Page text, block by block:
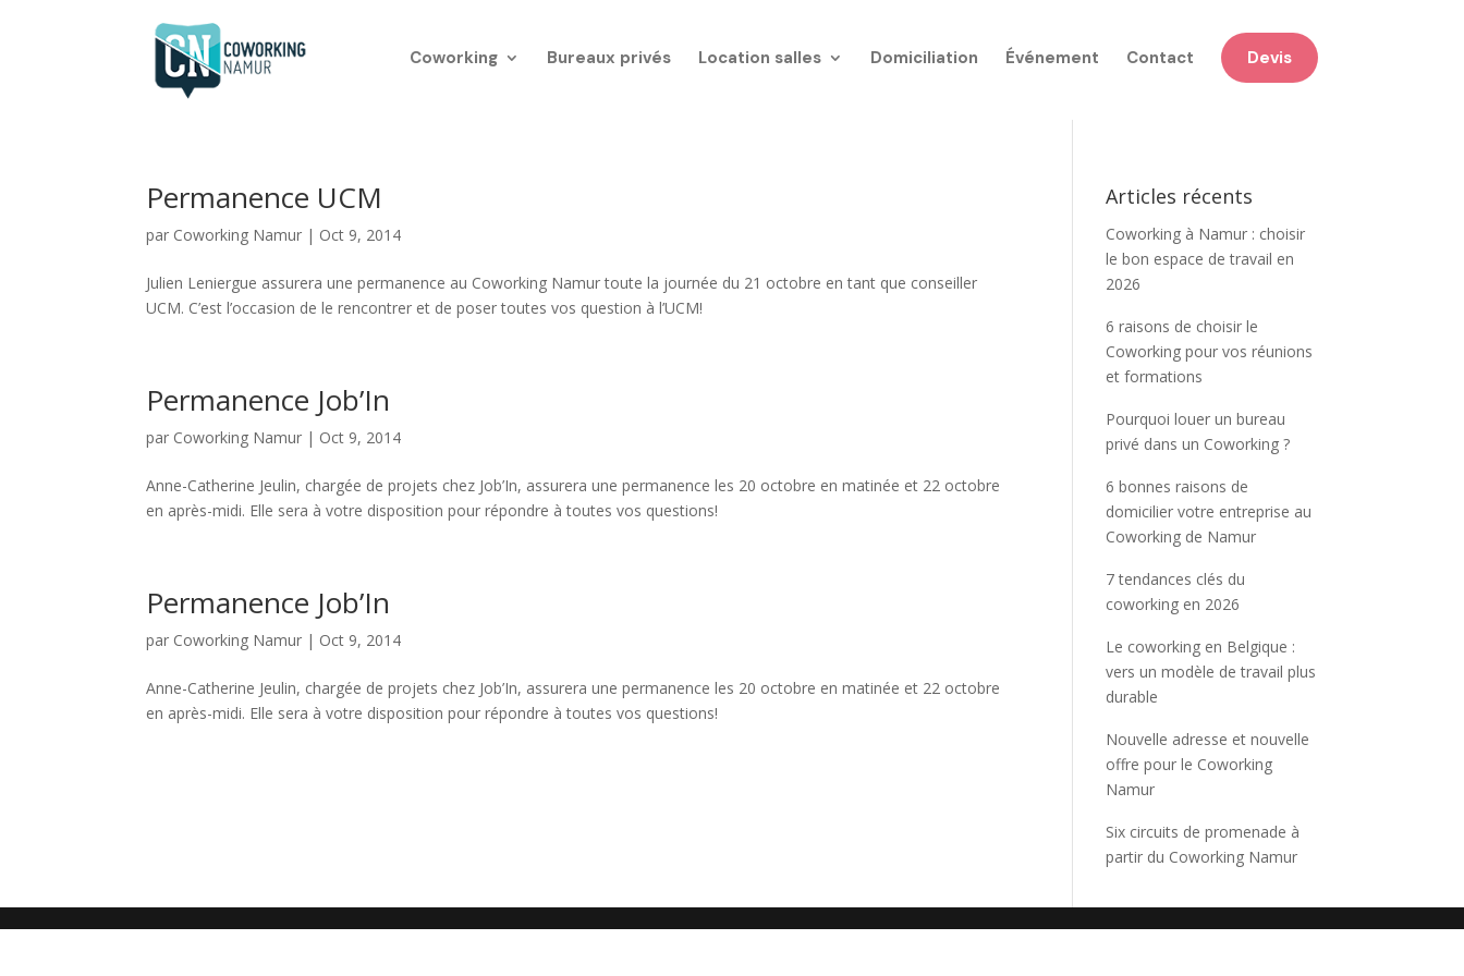
Coworking Bureaux privés Location salles Domiciliation Événement Contact Devis
Permanence UCM
par Coworking Namur | Oct 9, 2014
Julien Leniergue assurera une permanence au Coworking Namur toute la journée du 21 octobre en tant que conseiller
UCM. C’est l’occasion de le rencontrer et de poser toutes vos question à l’UCM!
Permanence Job’In
par Coworking Namur | Oct 9, 2014
Anne-Catherine Jeulin, chargée de projets chez Job’In, assurera une permanence les 20 octobre en matinée et 22 octobre
en après-midi. Elle sera à votre disposition pour répondre à toutes vos questions!
Permanence Job’In
par Coworking Namur | Oct 9, 2014
Anne-Catherine Jeulin, chargée de projets chez Job’In, assurera une permanence les 20 octobre en matinée et 22 octobre
en après-midi. Elle sera à votre disposition pour répondre à toutes vos questions!
Articles récents
Coworking à Namur : choisir
le bon espace de travail en
2026
6 raisons de choisir le
Coworking pour vos réunions
et formations
Pourquoi louer un bureau
privé dans un Coworking ?
6 bonnes raisons de
domicilier votre entreprise au
Coworking de Namur
7 tendances clés du
coworking en 2026
Le coworking en Belgique :
vers un modèle de travail plus
durable
Nouvelle adresse et nouvelle
offre pour le Coworking
Namur
Six circuits de promenade à
partir du Coworking Namur